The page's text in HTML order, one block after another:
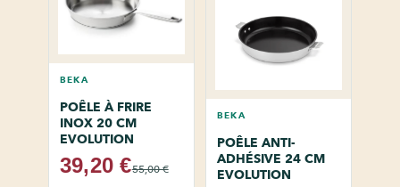
BEKA
POÊLE À FRIRE
INOX 20 CM
EVOLUTION
39,20 €55,00 €
BEKA
POÊLE ANTI-
ADHÉSIVE 24 CM
EVOLUTION